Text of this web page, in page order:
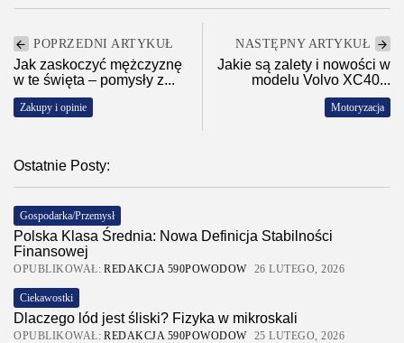
POPRZEDNI ARTYKUŁ
Jak zaskoczyć mężczyznę
w te święta – pomysły z...
Zakupy i opinie
NASTĘPNY ARTYKUŁ
Jakie są zalety i nowości w
modelu Volvo XC40...
Motoryzacja
Ostatnie Posty:
Gospodarka/Przemysł
Polska Klasa Średnia: Nowa Definicja Stabilności
Finansowej
OPUBLIKOWAŁ: REDAKCJA 590POWODOW 26 LUTEGO, 2026
Ciekawostki
Dlaczego lód jest śliski? Fizyka w mikroskali
OPUBLIKOWAŁ: REDAKCJA 590POWODOW 25 LUTEGO, 2026